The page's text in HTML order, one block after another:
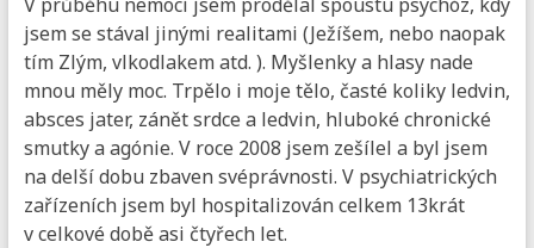
jsem se stával jinými realitami (Ježíšem, nebo naopak
tím Zlým, vlkodlakem atd. ). Myšlenky a hlasy nade
mnou měly moc. Trpělo i moje tělo, časté koliky ledvin,
absces jater, zánět srdce a ledvin, hluboké chronické
smutky a agónie. V roce 2008 jsem zešílel a byl jsem
na delší dobu zbaven svéprávnosti. V psychiatrických
zařízeních jsem byl hospitalizován celkem 13krát
v celkové době asi čtyřech let.